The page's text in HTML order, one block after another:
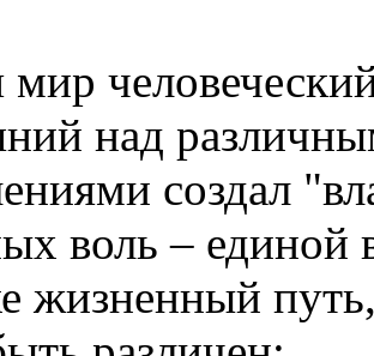
мир
над
создал
воль – единой
жизненный